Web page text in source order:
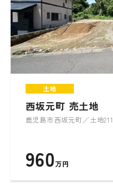
土地
西坂元町 売土地
鹿児島市西坂元町／土地
960万円